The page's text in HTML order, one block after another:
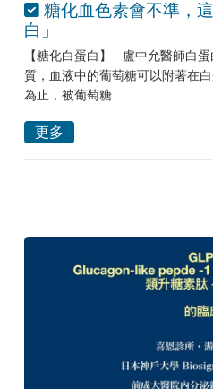
糖化血色素會不準，
白」
【糖化白蛋白】 盧中允醫師白
質，血液中的葡萄糖可以附著在
為止，被葡萄糖..
更多